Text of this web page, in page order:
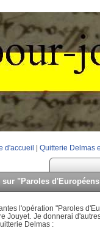
d'accueil | Quitterie Delmas
"Paroles
l'opération "Paroles
Jouyet. Je donnerai
Delmas :